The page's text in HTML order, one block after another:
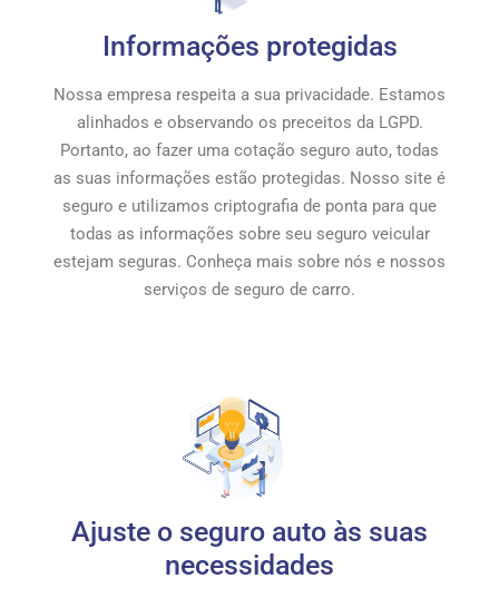
Informações protegidas
Nossa empresa respeita a sua privacidade. Estamos
alinhados e observando os preceitos da LGPD.
Portanto, ao fazer uma cotação seguro auto, todas
as suas informações estão protegidas. Nosso site é
seguro e utilizamos criptografia de ponta para que
todas as informações sobre seu seguro veicular
estejam seguras. Conheça mais sobre nós e nossos
serviços de seguro de carro.
Ajuste o seguro auto às suas
necessidades